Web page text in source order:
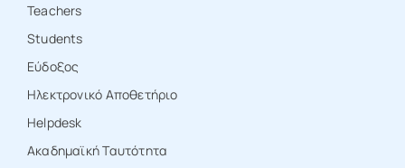
Teachers
Students
Εύδοξος
Ηλεκτρονικό Αποθετήριο
Ηelpdesk
Ακαδημαϊκή Ταυτότητα